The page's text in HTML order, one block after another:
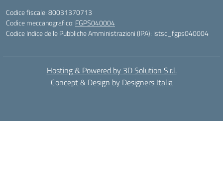
Codice fiscale: 80031370713
Codice meccanografico: FGPS040004
Codice Indice delle Pubbliche Amministrazioni (IPA): istsc_fgps040004
Hosting & Powered by 3D Solution S.r.l.
Concept & Design by Designers Italia